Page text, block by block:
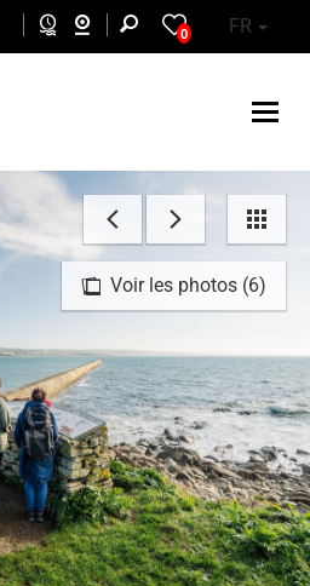
0 FR
Voir les photos (6)